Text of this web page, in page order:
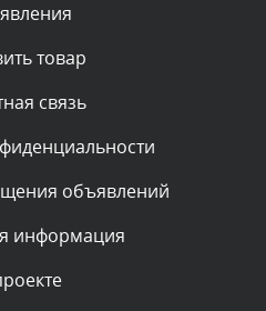
виден после проверки
товар
связь
объявлений
информация